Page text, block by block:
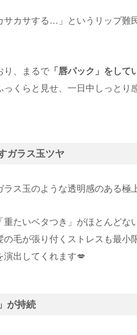
サカサする…」というリップ難
り、まるで 「唇パック」をして
くらと見せ、一日中しっとり
ガラス玉ツヤ
ス玉のような透明感のある極
たいベタつき」がほとんどな
毛が張り付くストレスも最小
演出してくれます💋
が持続